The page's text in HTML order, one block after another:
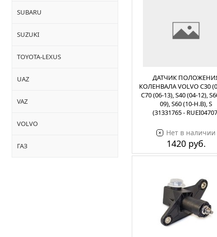
SUBARU
SUZUKI
TOYOTA-LEXUS
UAZ
VAZ
VOLVO
ГАЗ
ДАТЧИК
КОЛЕНВАЛА VOLVO C30
C70 (06-13), S40 (04-12),
09), S60 (10-Н.В), S
(31331765 -
Нет в наличии
1420 руб.